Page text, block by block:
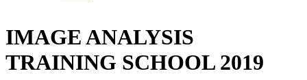
IMAGE ANALYSIS
TRAINING SCHOOL 2019